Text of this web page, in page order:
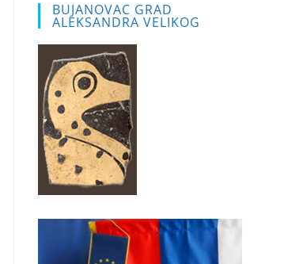
BUJANOVAC GRAD
ALEKSANDRA VELIKOG